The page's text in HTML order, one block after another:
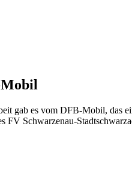
gab es vom DFB-Mobil, das
FV Schwarzenau-